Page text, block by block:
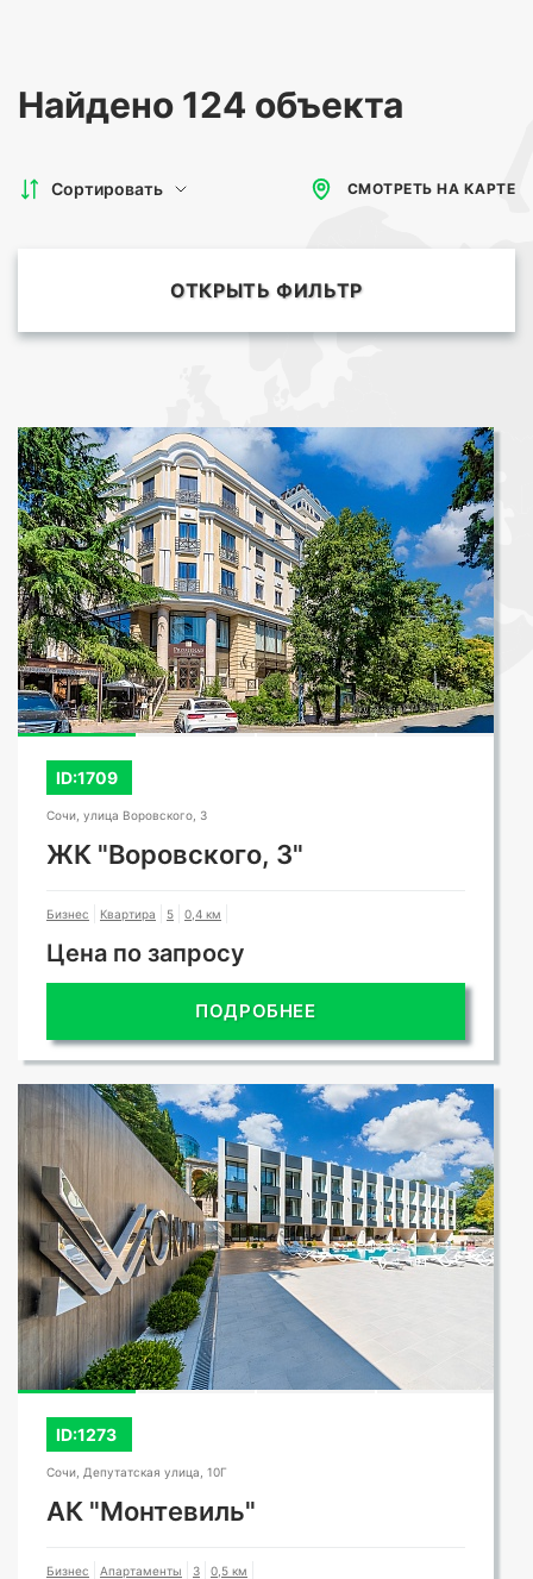
Найдено 124 объекта
Сортировать СМОТРЕТЬ НА КАРТЕ
ОТКРЫТЬ ФИЛЬТР
ID:1709
Сочи, улица Воровского, 3
ЖК "Воровского, 3"
Бизнес Квартира 5 0,4 км
Цена по запросу
ПОДРОБНЕЕ
ID:1273
Сочи, Депутатская улица, 10Г
АК "Монтевиль"
Бизнес Апартаменты 3 0,5 км